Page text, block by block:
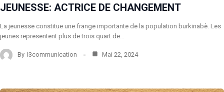
JEUNESSE: ACTRICE DE CHANGEMENT
La jeunesse constitue une frange importante de la population burkinabè. Les
jeunes representent plus de trois quart de…
By l3communication Mai 22, 2024